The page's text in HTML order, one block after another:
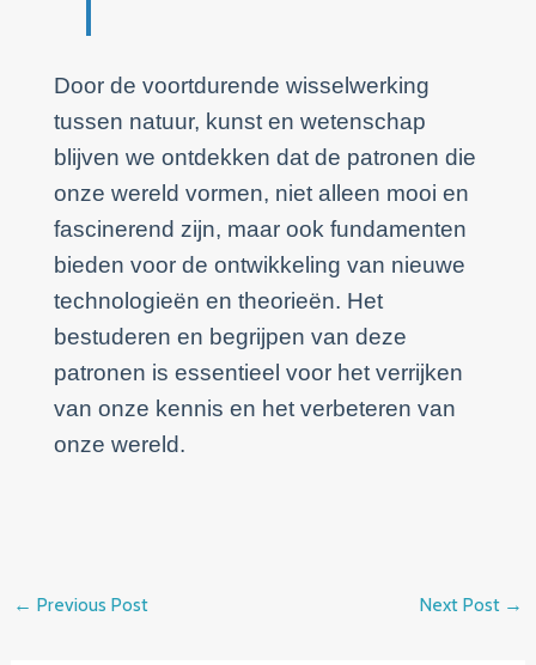
Door de voortdurende wisselwerking
tussen natuur, kunst en wetenschap
blijven we ontdekken dat de patronen die
onze wereld vormen, niet alleen mooi en
fascinerend zijn, maar ook fundamenten
bieden voor de ontwikkeling van nieuwe
technologieën en theorieën. Het
bestuderen en begrijpen van deze
patronen is essentieel voor het verrijken
van onze kennis en het verbeteren van
onze wereld.
← Previous Post Next Post →